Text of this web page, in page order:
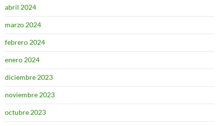
abril 2024
marzo 2024
febrero 2024
enero 2024
diciembre 2023
noviembre 2023
octubre 2023